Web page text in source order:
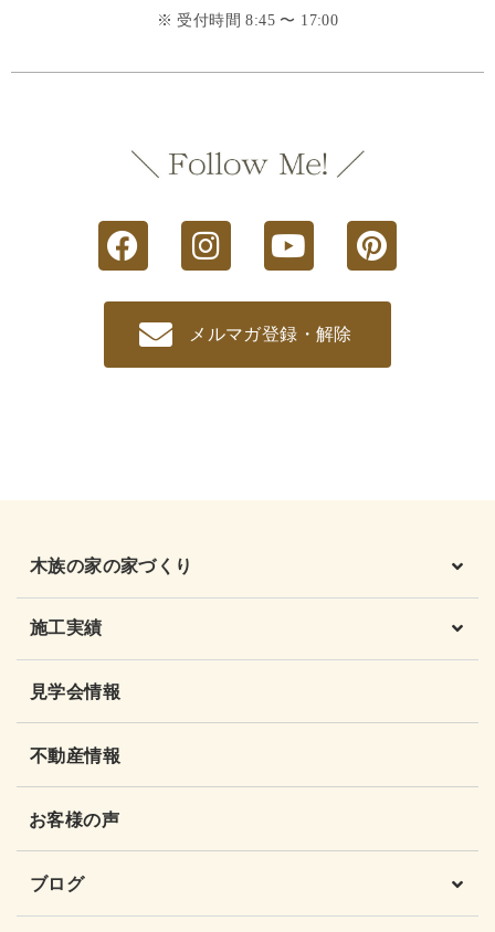
※ 受付時間 8:45 〜 17:00
メルマガ登録・解除
木族の家の家づくり
施工実績
見学会情報
不動産情報
お客様の声
ブログ